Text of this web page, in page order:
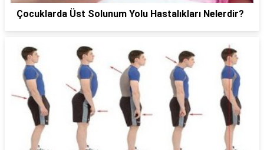
Çocuklarda Üst Solunum Yolu Hastalıkları Nelerdir?